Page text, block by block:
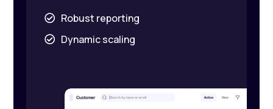
 Robust reporting
 Dynamic scaling